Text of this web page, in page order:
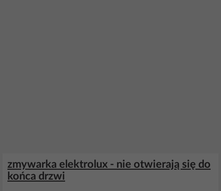
zmywarka elektrolux - nie otwierają się do
końca drzwi